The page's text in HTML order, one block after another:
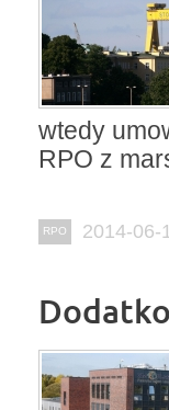
wtedy
RPO z
RPO 2014-06-